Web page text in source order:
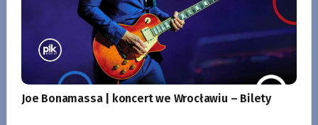
Joe Bonamassa | koncert we Wrocławiu – Bilety